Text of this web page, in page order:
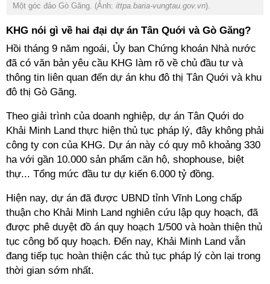
Một góc đảo Gò Găng. (Ảnh: ittpa.baria-vungtau.gov.vn).
KHG nói gì về hai đại dự án Tân Quới và Gò Găng?
Hồi tháng 9 năm ngoái, Ủy ban Chứng khoán Nhà nước
đã có văn bản yêu cầu KHG làm rõ về chủ đầu tư và
thông tin liên quan đến dự án khu đô thị Tân Quới và khu
đô thị Gò Găng.
Theo giải trình của doanh nghiệp, dự án Tân Quới do
Khải Minh Land thực hiện thủ tục pháp lý, đây không phải
công ty con của KHG. Dự án này có quy mô khoảng 330
ha với gần 10.000 sản phẩm căn hộ, shophouse, biệt
thự... Tổng mức đầu tư dự kiến 6.000 tỷ đồng.
Hiện nay, dự án đã được UBND tỉnh Vĩnh Long chấp
thuận cho Khải Minh Land nghiên cứu lập quy hoạch, đã
được phê duyệt đồ án quy hoạch 1/500 và hoàn thiện thủ
tục công bố quy hoạch. Đến nay, Khải Minh Land vẫn
đang tiếp tục hoàn thiện các thủ tục pháp lý còn lại trong
thời gian sớm nhất.